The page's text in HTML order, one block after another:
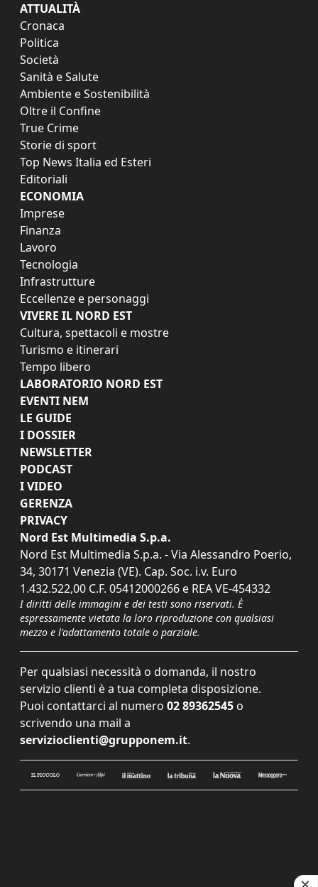
ATTUALITÀ
Cronaca
Politica
Società
Sanità e Salute
Ambiente e Sostenibilità
Oltre il Confine
True Crime
Storie di sport
Top News Italia ed Esteri
Editoriali
ECONOMIA
Imprese
Finanza
Lavoro
Tecnologia
Infrastrutture
Eccellenze e personaggi
VIVERE IL NORD EST
Cultura, spettacoli e mostre
Turismo e itinerari
Tempo libero
LABORATORIO NORD EST
EVENTI NEM
LE GUIDE
I DOSSIER
NEWSLETTER
PODCAST
I VIDEO
GERENZA
PRIVACY
Nord Est Multimedia S.p.a.
Nord Est Multimedia S.p.a. - Via Alessandro Poerio,
34, 30171 Venezia (VE). Cap. Soc. i.v. Euro
1.432.522,00 C.F. 05412000266 e REA VE-454332
I diritti delle immagini e dei testi sono riservati. È
espressamente vietata la loro riproduzione con qualsiasi
mezzo e l'adattamento totale o parziale.
Per qualsiasi necessità o domanda, il nostro
servizio clienti è a tua completa disposizione.
Puoi contattarci al numero 02 89362545 o
scrivendo una mail a
servizioclienti@grupponem.it.